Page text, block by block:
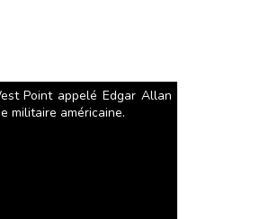
Point appelé Edgar Allan
militaire américaine.